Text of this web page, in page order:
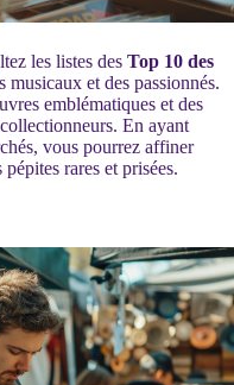
les listes des Top 10 des
musicaux et des passionnés.
emblématiques et des
En ayant
vous pourrez affiner
rares et prisées.